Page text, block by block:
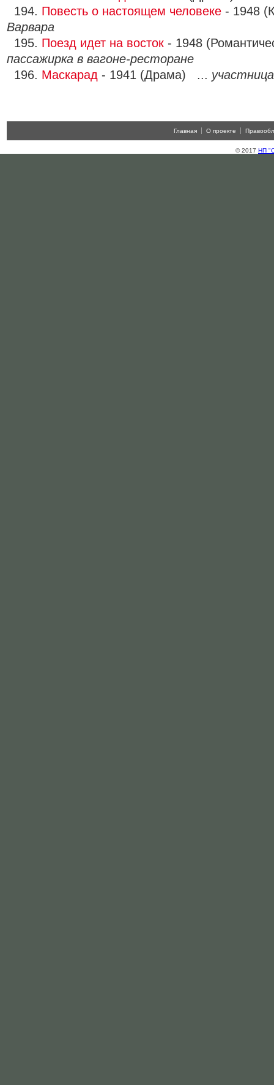
194. Повесть о настоящем человеке - 1948
Варвара
195. Поезд идет на восток - 1948
пассажирка в вагоне-ресторане
196. Маскарад - 1941 (Драма) ...
Главная О проекте
© 2017 НП